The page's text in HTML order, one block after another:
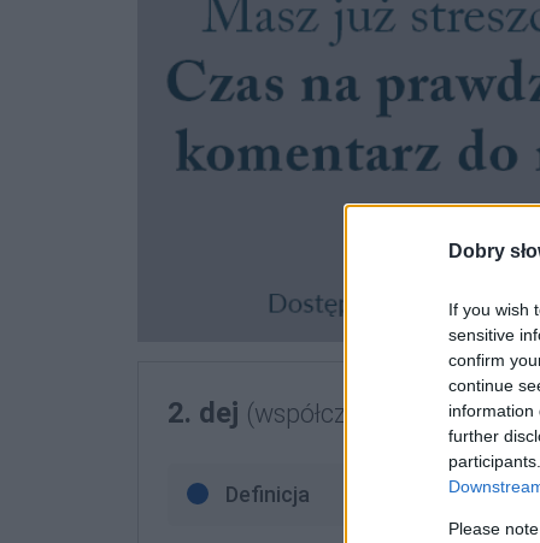
Dobry
If you wish
sensitive
confirm
continue
information
further
Please
2. dej (współcześnie)
Definicja